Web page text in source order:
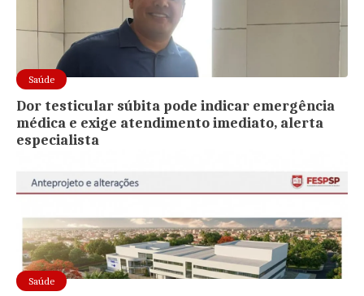
Saúde
Dor testicular súbita pode indicar emergência
médica e exige atendimento imediato, alerta
especialista
Saúde